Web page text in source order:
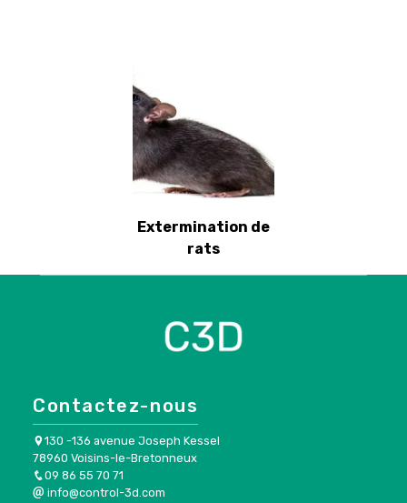
Extermination de
rats
Contactez-nous
130 -136 avenue Joseph Kessel
78960 Voisins-le-Bretonneux
09 86 55 70 71
info@control-3d.com